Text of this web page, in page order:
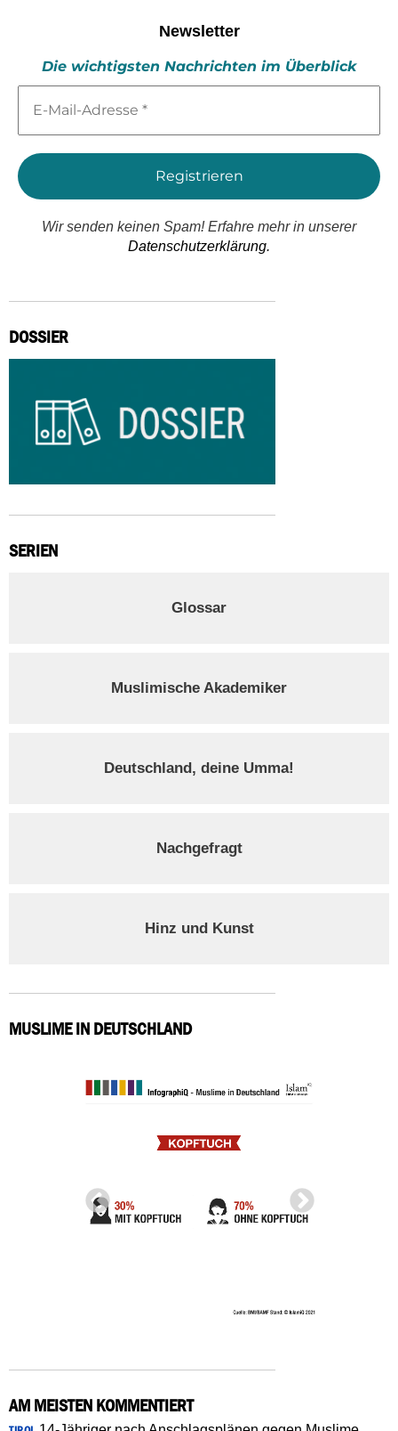
Newsletter
Die wichtigsten Nachrichten im Überblick
Mail-
*
Wir senden keinen Spam! Erfahre mehr in unserer
Datenschutzerklärung.
DOSSIER
SERIEN
Glossar
Muslimische Akademiker
Deutschland, deine Umma!
Nachgefragt
Hinz und Kunst
MUSLIME IN DEUTSCHLAND
AM MEISTEN KOMMENTIERT